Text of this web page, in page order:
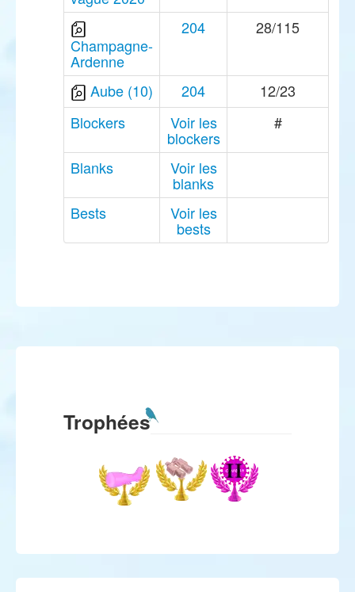
Champagne-
Ardenne
204 28/115
Aube (10) 204
12/23
Blockers
Voir les
blockers
#
Blanks Voir les
blanks
Bests
Voir les
bests
Trophées